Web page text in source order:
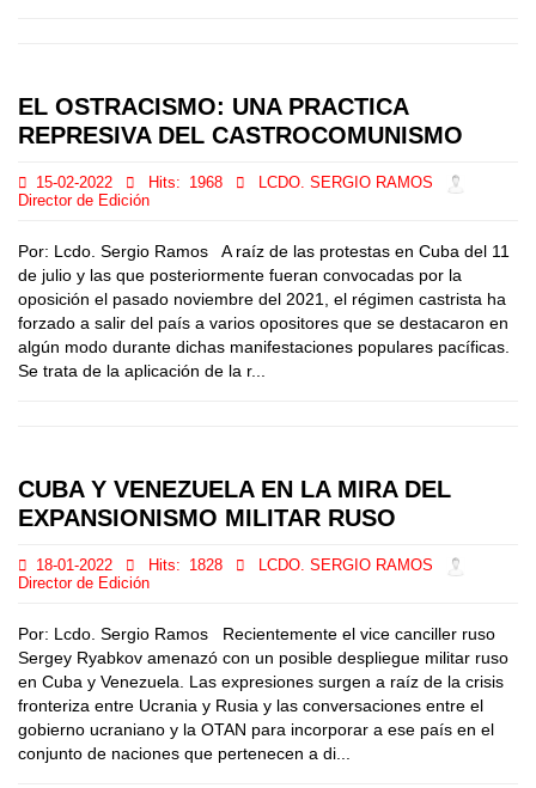
EL OSTRACISMO: UNA PRACTICA
REPRESIVA DEL CASTROCOMUNISMO
15-02-2022 Hits: 1968
LCDO. SERGIO RAMOS
Director de Edición
Por: Lcdo. Sergio Ramos A raíz de las protestas en Cuba del 11
de julio y las que posteriormente fueran convocadas por la
oposición el pasado noviembre del 2021, el régimen castrista ha
forzado a salir del país a varios opositores que se destacaron en
algún modo durante dichas manifestaciones populares pacíficas.
Se trata de la aplicación de la r...
CUBA Y VENEZUELA EN LA MIRA DEL
EXPANSIONISMO MILITAR RUSO
18-01-2022 Hits: 1828
LCDO. SERGIO RAMOS
Director de Edición
Por: Lcdo. Sergio Ramos Recientemente el vice canciller ruso
Sergey Ryabkov amenazó con un posible despliegue militar ruso
en Cuba y Venezuela. Las expresiones surgen a raíz de la crisis
fronteriza entre Ucrania y Rusia y las conversaciones entre el
gobierno ucraniano y la OTAN para incorporar a ese país en el
conjunto de naciones que pertenecen a di...